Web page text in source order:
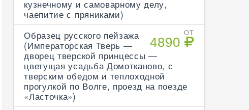
кузнечному и самоварному делу,
чаепитие с пряниками)
ОТ
4890
Образец русского пейзажа
(Императорская Тверь —
дворец тверской принцессы —
цветущая усадьба Домотканово, с
тверским обедом и теплоходной
прогулкой по Волге, проезд на поезде
«Ласточка»)